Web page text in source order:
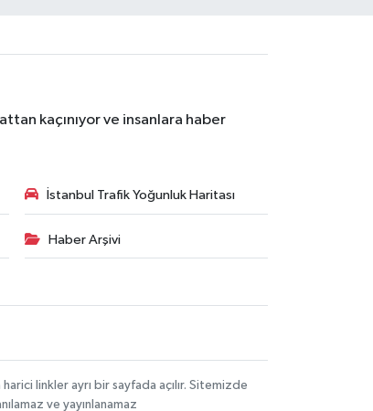
kaçınıyor ve insanlara haber
İstanbul Trafik Yoğunluk Haritası
Haber Arşivi
linkler ayrı bir sayfada açılır. Sitemizde
ve yayınlanamaz